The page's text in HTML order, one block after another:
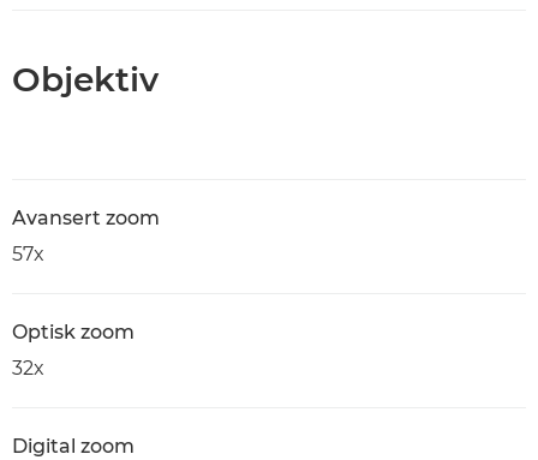
Objektiv
Avansert zoom
57x
Optisk zoom
32x
Digital zoom